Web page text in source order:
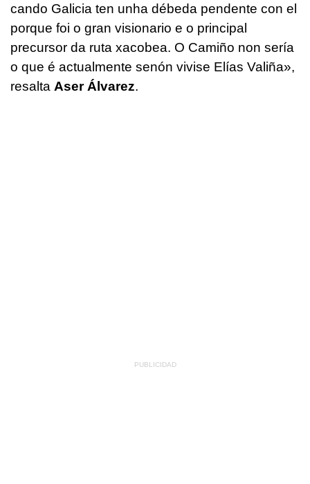
cando Galicia ten unha débeda pendente con el
porque foi o gran visionario e o principal
precursor da ruta xacobea. O Camiño non sería
o que é actualmente senón vivise Elías Valiña»,
resalta Aser Álvarez.